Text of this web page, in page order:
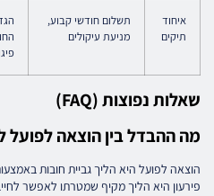
איחוד
תיקים
תשלום חודשי קבוע,
מניעת עיקולים
שאלות נפוצות (FAQ)
מה ההבדל בין הוצאה לפועל
הוצאה לפועל היא הליך גביית חובות
פירעון היא הליך מקיף שמטרתו לאפשר